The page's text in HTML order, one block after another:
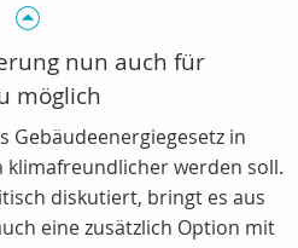
nun auch für
möglich
Gebäudeenergiegesetz in
klimafreundlicher werden soll.
diskutiert, bringt es aus
eine zusätzlich Option mit